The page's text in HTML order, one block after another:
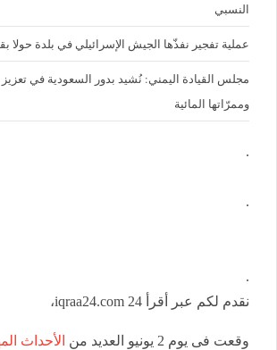
النسبي
عملية تفجير نفذّها الجيش الإسرائيلي في بلدة حولا
مجلس القيادة اليمني: نُشيد بدور السعودية في
وممرّاتها المائية
.
.
.
نقدم لكم عبر أقرأ 24 iqraa24.com،
وقعت فى يوم 2 يونيو العديد من الأحداث